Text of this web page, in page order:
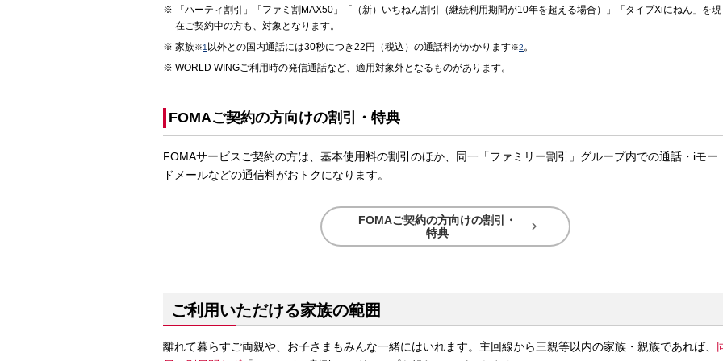
「ハーティ割引」「ファミ割MAX50」「（新）いちねん割引（継続利用期間が10年を超える場合）」「タイプXiにねん」を現
在ご契約中の方も、対象となります。
家族※1 以外との国内通話には30秒につき22円（税込）の通話料がかかります※2。
WORLD WINGご利用時の発信通話など、適用対象外となるものがあります。
FOMAご契約の方向けの割引・特典
FOMAサービスご契約の方は、基本使用料の割引のほか、同一「ファミリー割引」グループ内での通話・iモー
ドメールなどの通信料がおトクになります。
FOMAご契約の方向けの割引・
特典

ご利用いただける家族の範囲
離れて暮らすご両親や、お子さまもみんな一緒にはいれます。主回線から三親等以内の家族・親族であれば、